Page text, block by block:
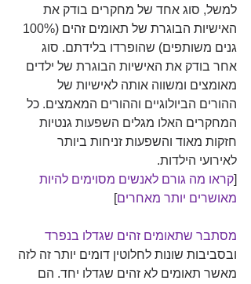
למשל, סוג אחד של מחקרים בודק את
גנים משותפים) שהופרדו בלידתם. סוג
אחר בודק את האישיות הבוגרת של ילדים
מאומצים ומשווה אותה לאישיות של
ההורים הביולוגיים וההורים המאמצים. כל
המחקרים האלו מגלים השפעות גנטיות
חזקות מאוד והשפעות זניחות ביותר
לאירועי הילדות.
[קראו מה גורם לאנשים מסוימים להיות
מאושרים יותר מאחרים]
מסתבר שתאומים זהים שגדלו בנפרד
ובסביבות שונות לחלוטין דומים יותר זה לזה
מאשר תאומים לא זהים שגדלו יחד. הם